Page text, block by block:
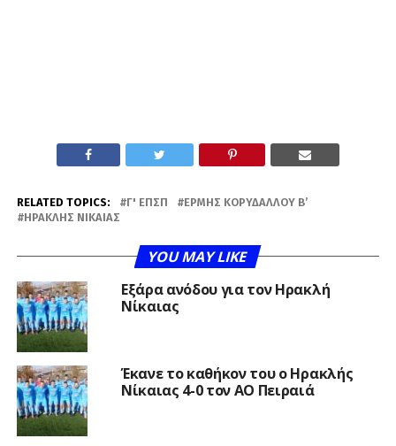
RELATED TOPICS: Γ' ΕΠΣΠ
ΕΡΜΉΣ ΚΟΡΥΔΑΛΛΟΎ Β’
ΗΡΑΚΛΉΣ ΝΊΚΑΙΑΣ
YOU MAY LIKE
Εξάρα ανόδου για τον Ηρακλή
Νίκαιας
Έκανε το καθήκον του ο Ηρακλής
Νίκαιας 4-0 τον ΑΟ Πειραιά